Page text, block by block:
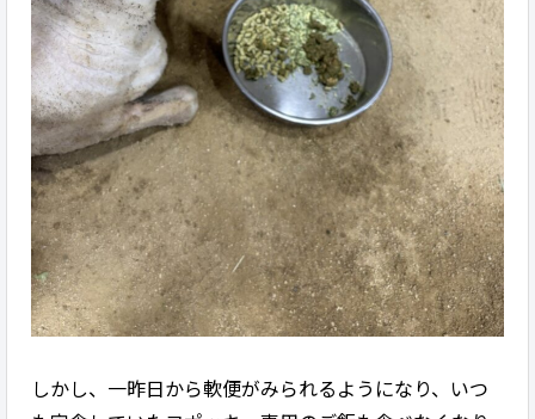
しかし、一昨日から軟便がみられるようになり、いつ